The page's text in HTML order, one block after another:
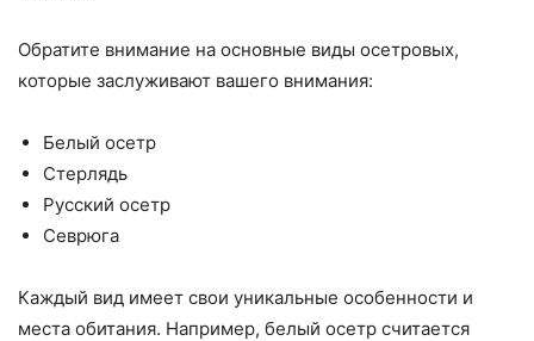
Обратите внимание на основные виды осетровых,
которые заслуживают вашего внимания:
Белый осетр
Стерлядь
Русский осетр
Севрюга
Каждый вид имеет свои уникальные особенности и
места обитания. Например, белый осетр считается